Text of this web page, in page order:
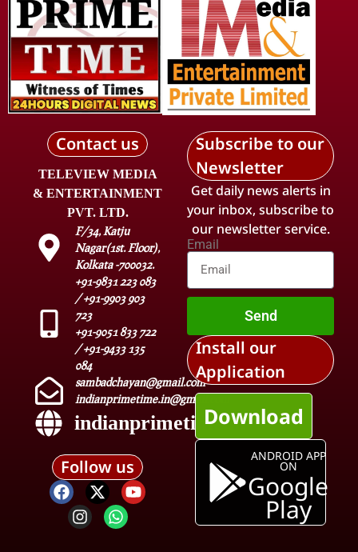
Contact us
TELEVIEW MEDIA
& ENTERTAINMENT
PVT. LTD.
F/34, Katju
Nagar(1st. Floor),
Kolkata -700032.
+91-9831 223 083
/ +91-9903 903
723
+91-9051 833 722
/ +91-9433 135
084
sambadchayan@gmail.com
indianprimetime.in@gmail.com
indianprimetime.in
Follow us
Subscribe to our
Newsletter
Get daily news alerts in
your inbox, subscribe to
our newsletter service.
Email
Send
Install our
Application
Download
ANDROID APP
ON
Google
Play